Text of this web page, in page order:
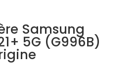
Samsung
5G (G996B)